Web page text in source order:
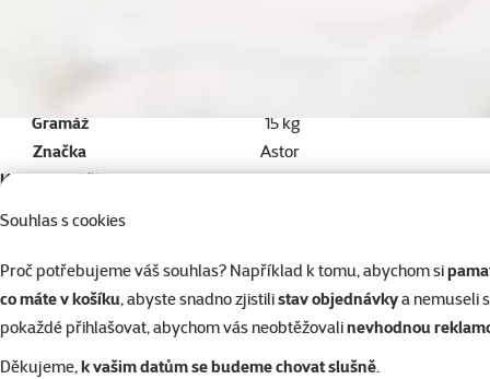
Souhlas s cookies
Proč potřebujeme váš souhlas? Například k tomu, abychom si
co máte v košíku, abyste snadno zjistilistav objednávkya nemuseli
pokaždé přihlašovat, abychom vás neobtěžovalinevhodnou
Děkujeme,k vašim datům se budeme chovat slušně.
Gramáž
15 kg
Značka
Astor
Katalogové číslo
294-110115
Economy Basic+